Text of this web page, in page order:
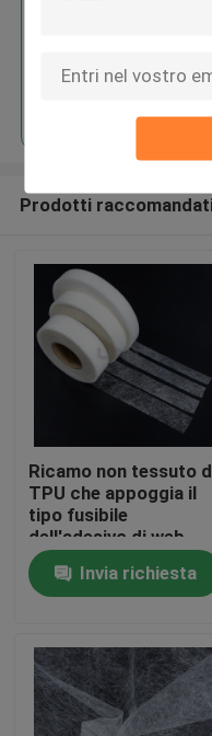
Casa.
Prodotti
Su di noi
Prodotti
Ricamo non tessuto
TPU che appoggia il
tipo fusibile
dell'adesivo di web
Invia richiesta